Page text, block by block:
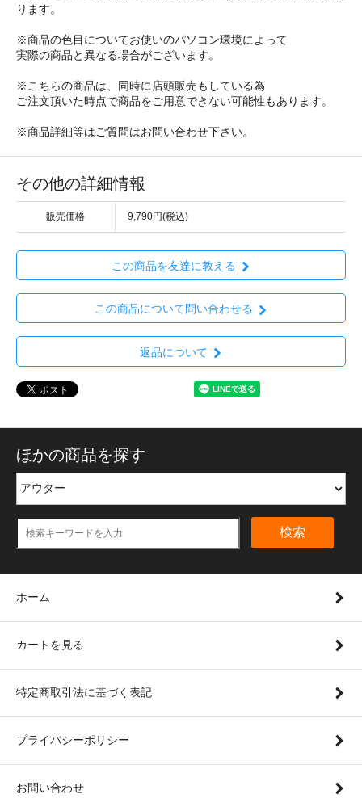
ります。
※商品の色目についてお使いのパソコン環境によって
実際の商品と異なる場合がございます。
※こちらの商品は、同時に店頭販売もしている為
ご注文頂いた時点で商品をご用意できない可能性もあります。
※商品詳細等はご質問はお問い合わせ下さい。
その他の詳細情報
販売価格 9,790円(税込)
この商品を友達に教える
この商品について問い合わせる
返品について
ほかの商品を探す
検索
ホーム
カートを見る
特定商取引法に基づく表記
プライバシーポリシー
お問い合わせ